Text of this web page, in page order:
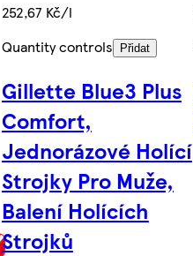
252,67 Kč/l
Quantity controls
Přidat
Gillette Blue3 Plus
Comfort,
Jednorázové Holící
Strojky Pro Muže,
Balení Holících
Strojků